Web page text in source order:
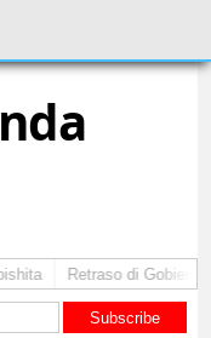
Retraso di Gobierno ta
Subscribe